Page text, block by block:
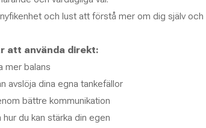
och lust att förstå mer om dig själv och
att använda direkt:
mer balans
avslöja dina egna tankefällor
bättre kommunikation
du kan stärka din egen